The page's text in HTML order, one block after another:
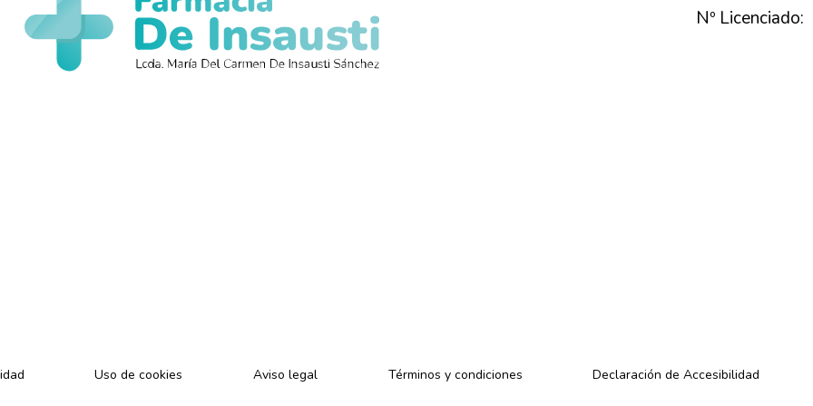
Nº Licenciado:
Uso de cookies Aviso legal Términos y condiciones Declaración de Accesibilidad